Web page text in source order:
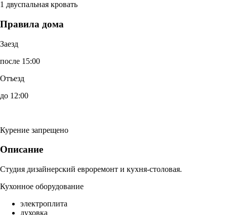
1 двуспальная кровать
Правила дома
Заезд
после 15:00
Отъезд
до 12:00
Курение запрещено
Описание
Студия дизайнерский евроремонт и кухня-столовая.
Кухонное оборудование
электроплита
духовка